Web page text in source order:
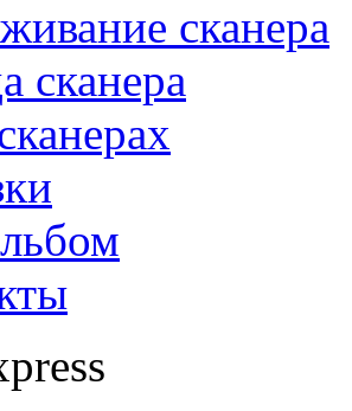
сканера
сканера